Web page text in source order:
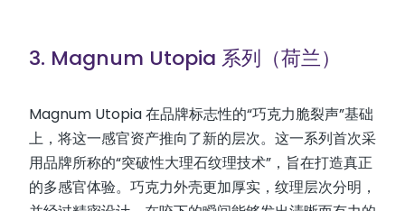
3. Magnum Utopia 系列（荷兰）
Magnum Utopia 在品牌标志性的“巧克力脆裂声”基础
上，将这一感官资产推向了新的层次。这一系列首次采
用品牌所称的“突破性大理石纹理技术”，旨在打造真正
的多感官体验。巧克力外壳更加厚实，纹理层次分明，